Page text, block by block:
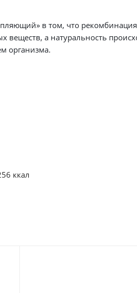
в том, что
веществ, а натуральность
организма.
ккал